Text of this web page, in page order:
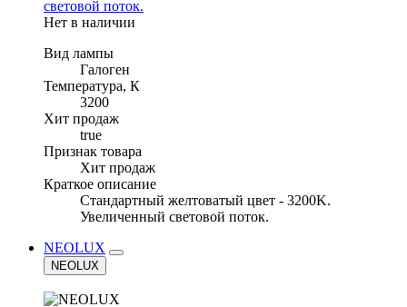
световой поток.
Нет в наличии
Вид лампы
Галоген
Температура, К
3200
Хит продаж
true
Признак товара
Хит продаж
Краткое описание
Стандартный желтоватый цвет - 3200K.
Увеличенный световой поток.
NEOLUX
NEOLUX